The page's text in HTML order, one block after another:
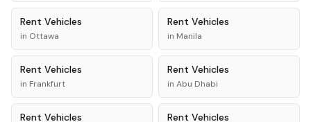
Rent Vehicles
in Ottawa
Rent Vehicles
in Manila
Rent Vehicles
in Frankfurt
Rent Vehicles
in Abu Dhabi
Rent Vehicles Rent Vehicles